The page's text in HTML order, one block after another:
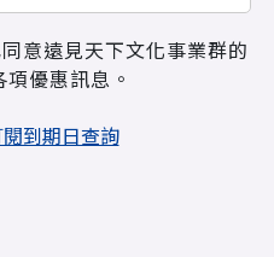
意遠見天下文化事業群的
項優惠訊息。
到期日查詢